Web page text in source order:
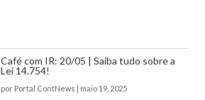
Café com IR: 20/05 | Saiba tudo sobre a
Lei 14.754!
por Portal ContNews | maio 19, 2025